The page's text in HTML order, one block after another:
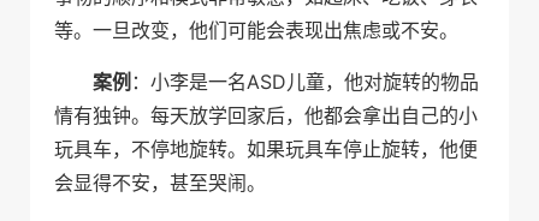
等。一旦改变，他们可能会表现出焦虑或不安。
案例 ：小李是一名ASD儿童，他对旋转的物品
情有独钟。每天放学回家后，他都会拿出自己的小
玩具车，不停地旋转。如果玩具车停止旋转，他便
会显得不安，甚至哭闹。